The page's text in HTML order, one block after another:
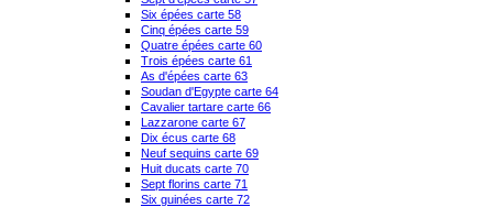
Six épées carte 58
Cinq épées carte 59
Quatre épées carte 60
Trois épées carte 61
As d'épées carte 63
Soudan d'Egypte carte 64
Cavalier tartare carte 66
Lazzarone carte 67
Dix écus carte 68
Neuf sequins carte 69
Huit ducats carte 70
Sept florins carte 71
Six guinées carte 72